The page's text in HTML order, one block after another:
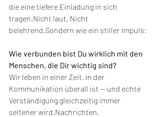
die eine tiefere Einladung in sich
tragen.Nicht laut. Nicht
belehrend.Sondern wie ein stiller Impuls:
Wie verbunden bist Du wirklich mit den
Menschen, die Dir wichtig sind?
Wir leben in einer Zeit, in der
Kommunikation überall ist — und echte
Verständigung gleichzeitig immer
seltener wird.Nachrichten.